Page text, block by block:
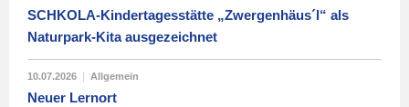
SCHKOLA-Kindertagesstätte „Zwergenhäus´l“ als
Naturpark-Kita ausgezeichnet
10.07.2026 | Allgemein
Neuer Lernort